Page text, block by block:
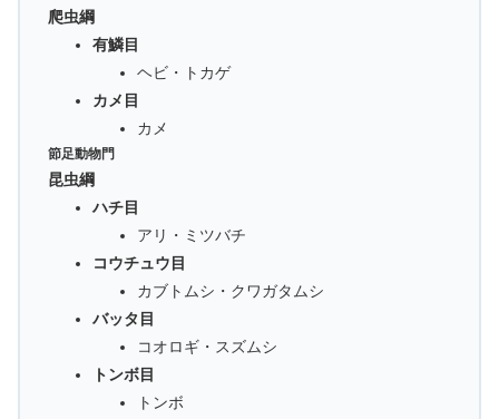
爬虫綱
有鱗目
ヘビ・トカゲ
カメ目
カメ
節足動物門
昆虫綱
ハチ目
アリ・ミツバチ
コウチュウ目
カブトムシ・クワガタムシ
バッタ目
コオロギ・スズムシ
トンボ目
トンボ